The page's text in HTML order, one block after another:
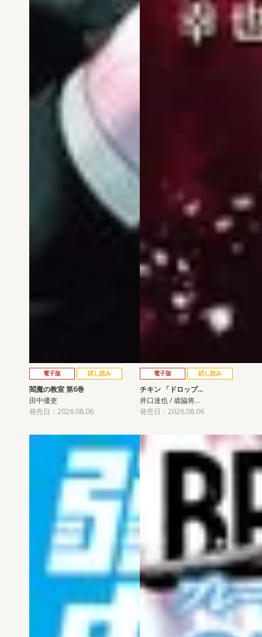
電子版 試し読み
閻魔の教室 第6巻
田中優吏
発売日：2026.08.06
電子版 試し読み
チキン 「ドロップ…
井口達也 / 歳脇将…
発売日：2026.08.06